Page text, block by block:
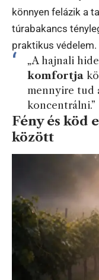
könnyen felázik a
túrabakancs
praktikus védelem.
„A hajnali
komfortja
mennyire tud
koncentrálni.”
Fény és köd
között